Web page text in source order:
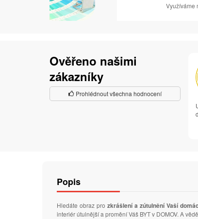
Využíváme
Ověřeno našimi
zákazníky
Prohlédnout všechna hodnocení
Popis
Hledáte obraz pro zkrášlení a zútulnění Vaší
interiér útulnější a promění Váš BYT v DOMOV. A